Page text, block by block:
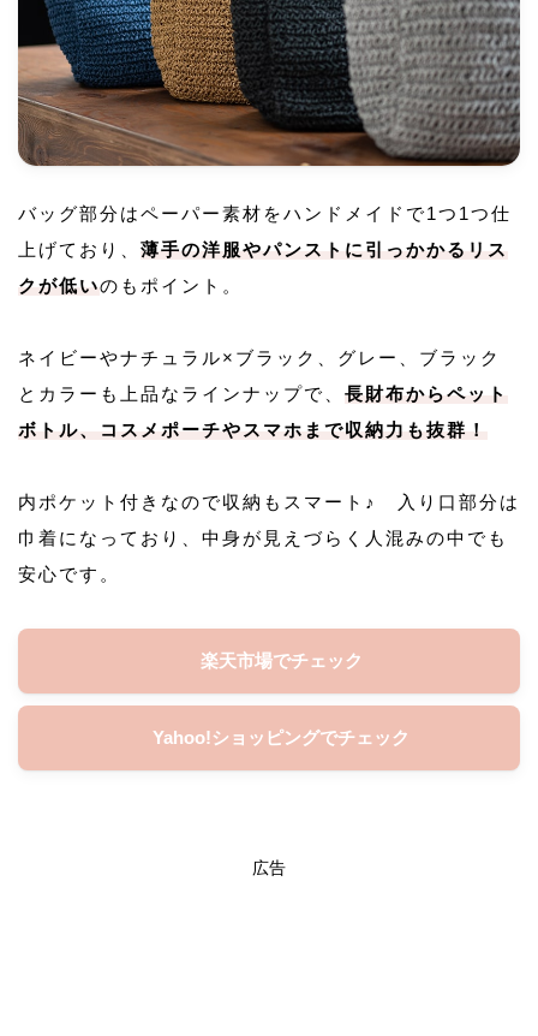
バッグ部分はペーパー素材をハンドメイドで1つ1つ仕
上げており、 薄手の洋服やパンストに引っかかるリス
クが低いのもポイント。
ネイビーやナチュラル×ブラック、グレー、ブラック
とカラーも上品なラインナップで、 長財布からペット
ボトル、コスメポーチやスマホまで収納力も抜群！
内ポケット付きなので収納もスマート♪ 入り口部分は
巾着になっており、中身が見えづらく人混みの中でも
安心です。
楽天市場でチェック
Yahoo!ショッピングでチェック
広告